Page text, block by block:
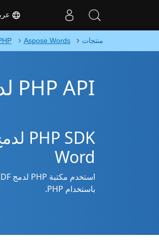
منتجات Aspose.Words
PHP API لدمج PDF في Word
Word
باستخدام PHP.